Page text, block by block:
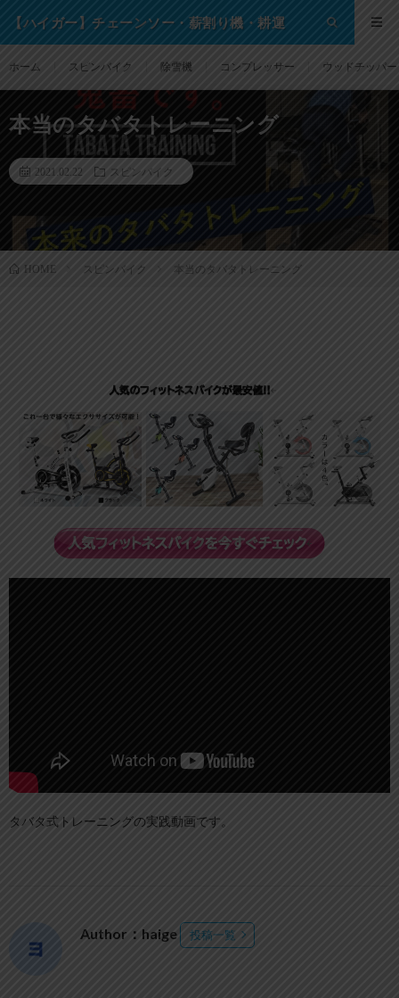
【ハイガー】チェーンソー・薪割り機・耕運
ホーム スピンバイク 除雪機 コンプレッサー ウッドチッパー
本当のタバタトレーニング
2021.02.22 スピンバイク
HOME スピンバイク 本当のタバタトレーニング
タバタ式トレーニングの実践動画です。
Author：haige 投稿一覧